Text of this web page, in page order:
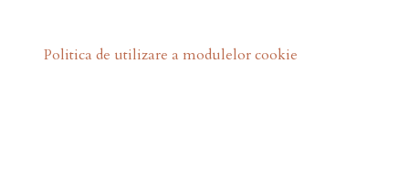
Politica de utilizare a modulelor cookie